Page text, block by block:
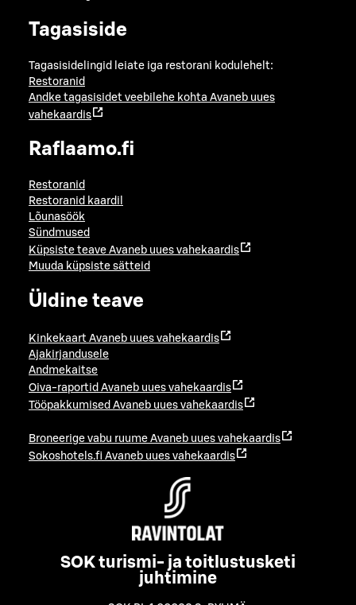
Tagasiside
Tagasisidelingid leiate iga restorani kodulehelt:
Restoranid
Andke tagasisidet veebilehe kohta Avaneb uues
vahekaardis
Raflaamo.fi
Restoranid
Restoranid kaardil
Lõunasöök
Sündmused
Küpsiste teave Avaneb uues vahekaardis
Muuda küpsiste sätteid
Üldine teave
Kinkekaart Avaneb uues vahekaardis
Ajakirjandusele
Andmekaitse
Oiva-raportid Avaneb uues vahekaardis
Tööpakkumised Avaneb uues vahekaardis
Broneerige vabu ruume Avaneb uues vahekaardis
Sokoshotels.fi Avaneb uues vahekaardis
SOK turismi- ja toitlustusketi
juhtimine